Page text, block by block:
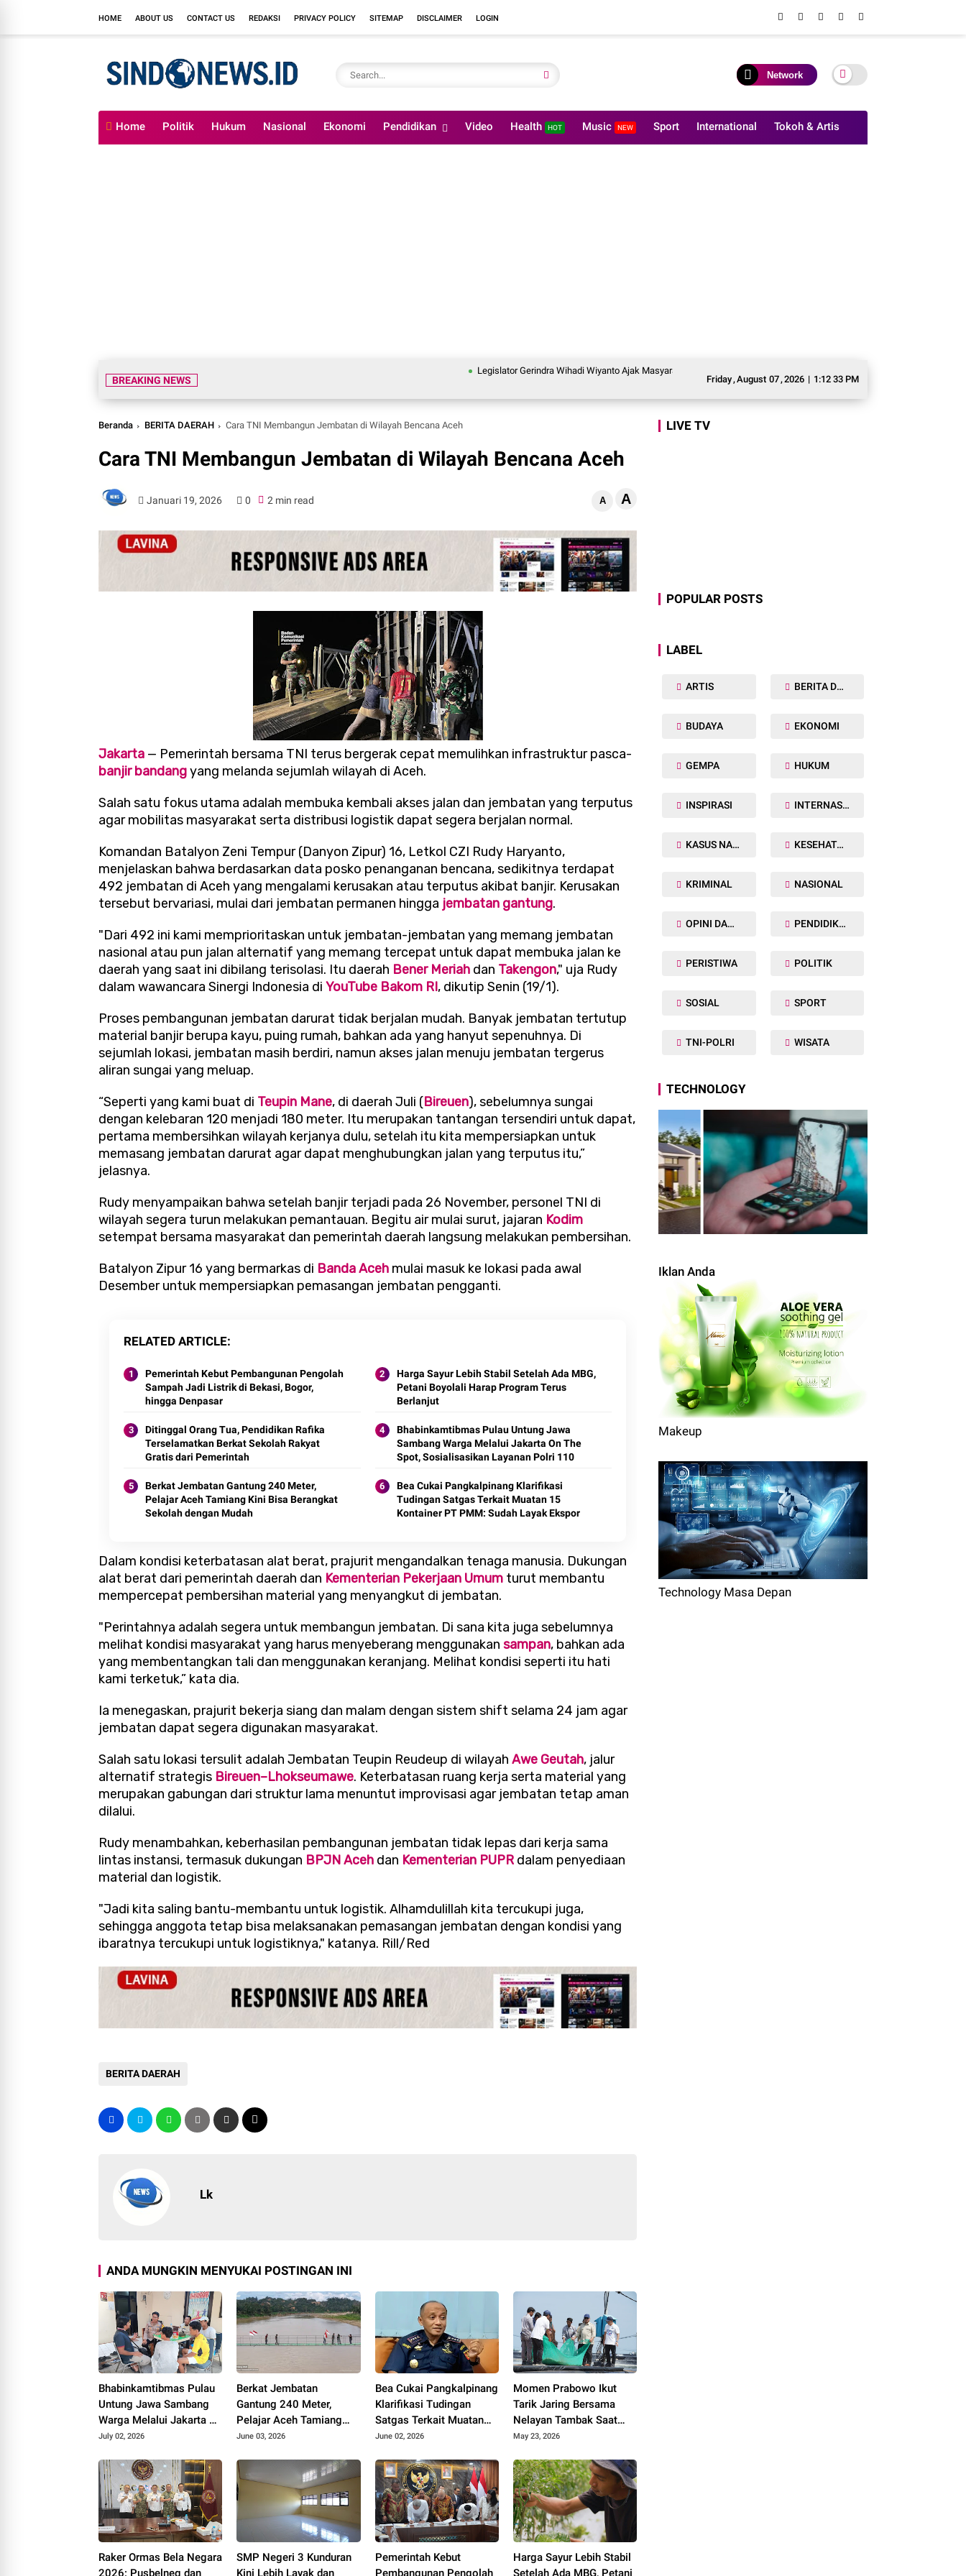
HOME ABOUT US CONTACT US REDAKSI PRIVACY POLICY SITEMAP DISCLAIMER LOGIN
Network
Home Politik Hukum Nasional Ekonomi Pendidikan Video Health HOT Music NEW Sport International Tokoh & Artis
Friday,August 07,2026 | 1:12 34 PM
BREAKING NEWS
Legislator Gerindra Wihadi Wiyanto Ajak Masyarakat Awasi Program Makan Bergizi Gratis agar Tepat Sasaran
Beranda BERITA DAERAH Cara TNI Membangun Jembatan di Wilayah Bencana Aceh
Cara TNI Membangun Jembatan di Wilayah Bencana Aceh
Januari 19, 2026 0 2 min read A A
Jakarta — Pemerintah bersama TNI terus bergerak cepat memulihkan infrastruktur pasca-
banjir bandangyang melanda sejumlah wilayah di Aceh.
Salah satu fokus utama adalah membuka kembali akses jalan dan jembatan yang terputus
agar mobilitas masyarakat serta distribusi logistik dapat segera berjalan normal.
Komandan Batalyon Zeni Tempur (Danyon Zipur) 16, Letkol CZI Rudy Haryanto,
menjelaskan bahwa berdasarkan data posko penanganan bencana, sedikitnya terdapat
492 jembatan di Aceh yang mengalami kerusakan atau terputus akibat banjir. Kerusakan
tersebut bervariasi, mulai dari jembatan permanen hingga jembatan gantung.
"Dari 492 ini kami memprioritaskan untuk jembatan-jembatan yang memang jembatan
nasional atau pun jalan alternatif yang memang tercepat untuk dapat membuka jalan ke
daerah yang saat ini dibilang terisolasi. Itu daerah Bener Meriah dan Takengon," uja Rudy
dalam wawancara Sinergi Indonesia di YouTube Bakom RI, dikutip Senin (19/1).
Proses pembangunan jembatan darurat tidak berjalan mudah. Banyak jembatan tertutup
material banjir berupa kayu, puing rumah, bahkan ada yang hanyut sepenuhnya. Di
sejumlah lokasi, jembatan masih berdiri, namun akses jalan menuju jembatan tergerus
aliran sungai yang meluap.
“Seperti yang kami buat di Teupin Mane, di daerah Juli (Bireuen), sebelumnya sungai
dengan kelebaran 120 menjadi 180 meter. Itu merupakan tantangan tersendiri untuk dapat,
pertama membersihkan wilayah kerjanya dulu, setelah itu kita mempersiapkan untuk
memasang jembatan darurat agar dapat menghubungkan jalan yang terputus itu,”
jelasnya.
Rudy menyampaikan bahwa setelah banjir terjadi pada 26 November, personel TNI di
wilayah segera turun melakukan pemantauan. Begitu air mulai surut, jajaran Kodim
setempat bersama masyarakat dan pemerintah daerah langsung melakukan pembersihan.
Batalyon Zipur 16 yang bermarkas di Banda Aceh mulai masuk ke lokasi pada awal
Desember untuk mempersiapkan pemasangan jembatan pengganti.
RELATED ARTICLE
Pemerintah Kebut Pembangunan Pengolah
Sampah Jadi Listrik di Bekasi, Bogor,
hingga Denpasar
Harga Sayur Lebih Stabil Setelah Ada MBG,
Petani Boyolali Harap Program Terus
Berlanjut
Ditinggal Orang Tua, Pendidikan Rafika
Terselamatkan Berkat Sekolah Rakyat
Gratis dari Pemerintah
Bhabinkamtibmas Pulau Untung Jawa
Sambang Warga Melalui Jakarta On The
Spot, Sosialisasikan Layanan Polri 110
Berkat Jembatan Gantung 240 Meter,
Pelajar Aceh Tamiang Kini Bisa Berangkat
Sekolah dengan Mudah
Bea Cukai Pangkalpinang Klarifikasi
Tudingan Satgas Terkait Muatan 15
Kontainer PT PMM: Sudah Layak Ekspor
Dalam kondisi keterbatasan alat berat, prajurit mengandalkan tenaga manusia. Dukungan
alat berat dari pemerintah daerah dan Kementerian Pekerjaan Umum turut membantu
mempercepat pembersihan material yang menyangkut di jembatan.
"Perintahnya adalah segera untuk membangun jembatan. Di sana kita juga sebelumnya
melihat kondisi masyarakat yang harus menyeberang menggunakan sampan, bahkan ada
yang membentangkan tali dan menggunakan keranjang. Melihat kondisi seperti itu hati
kami terketuk,” kata dia.
Ia menegaskan, prajurit bekerja siang dan malam dengan sistem shift selama 24 jam agar
jembatan dapat segera digunakan masyarakat.
Salah satu lokasi tersulit adalah Jembatan Teupin Reudeup di wilayah Awe Geutah, jalur
alternatif strategis Bireuen–Lhokseumawe. Keterbatasan ruang kerja serta material yang
merupakan gabungan dari struktur lama menuntut improvisasi agar jembatan tetap aman
dilalui.
Rudy menambahkan, keberhasilan pembangunan jembatan tidak lepas dari kerja sama
lintas instansi, termasuk dukungan BPJN Aceh dan Kementerian PUPR dalam penyediaan
material dan logistik.
"Jadi kita saling bantu-membantu untuk logistik. Alhamdulillah kita tercukupi juga,
sehingga anggota tetap bisa melaksanakan pemasangan jembatan dengan kondisi yang
ibaratnya tercukupi untuk logistiknya," katanya. Rill/Red
BERITA DAERAH
Lk
ANDA MUNGKIN MENYUKAI POSTINGAN INI
Bhabinkamtibmas Pulau
Untung Jawa Sambang
Warga Melalui Jakarta On
The Spot, Sosialisasikan
July 02, 2026
Berkat Jembatan
Gantung 240 Meter,
Pelajar Aceh Tamiang
Kini Bisa Berangkat
June 03, 2026
Bea Cukai Pangkalpinang
Klarifikasi Tudingan
Satgas Terkait Muatan
15 Kontainer PT PMM:
June 02, 2026
Momen Prabowo Ikut
Tarik Jaring Bersama
Nelayan Tambak Saat
Panen Raya Udang di
May 23, 2026
Raker Ormas Bela Negara
2026: Pusbelneg dan
SMP Negeri 3 Kunduran
Kini Lebih Layak dan
Pemerintah Kebut
Pembangunan Pengolah
Harga Sayur Lebih Stabil
Setelah Ada MBG, Petani
LIVE TV
POPULAR POSTS
LABEL
ARTIS BERITA DAERAH
BUDAYA EKONOMI
GEMPA HUKUM
INSPIRASI INTERNASIONAL
KASUS NARKOBA KESEHATAN TUBUH
KRIMINAL NASIONAL
OPINI DAN ARTIKEL PENDIDIKAN
PERISTIWA POLITIK
SOSIAL SPORT
TNI-POLRI WISATA
TECHNOLOGY
Iklan Anda
Makeup
Technology Masa Depan